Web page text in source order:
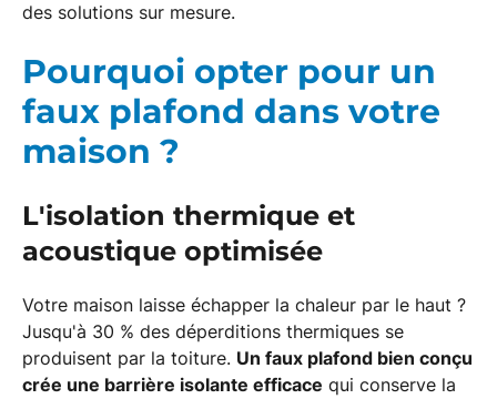
des solutions sur mesure.
Pourquoi opter pour un
faux plafond dans votre
maison ?
L'isolation thermique et
acoustique optimisée
Votre maison laisse échapper la chaleur par le haut ?
Jusqu'à 30 % des déperditions thermiques se
produisent par la toiture. Un faux plafond bien conçu
crée une barrière isolante efficace qui conserve la